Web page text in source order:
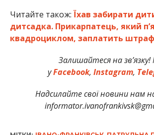
Читайте також: Їхав забирати
дитсадка. Прикарпатець, який
квадроциклом, заплатить штраф
Залишайтеся на
уFacebook, Instagram,
Надсилайте свої новини нам